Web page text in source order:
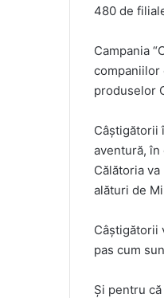
480 de
Campania
companiilor
produselor
Câștigătorii
aventură,
Călătoria
alături de
Câștigătorii
pas cum
Și pentru